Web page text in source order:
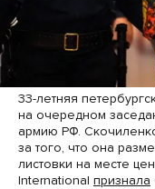
33-летняя
на очередном
армию РФ.
за того, что она
листовки на месте
International признала